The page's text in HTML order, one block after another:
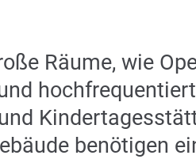
Räume, wie
benötigen